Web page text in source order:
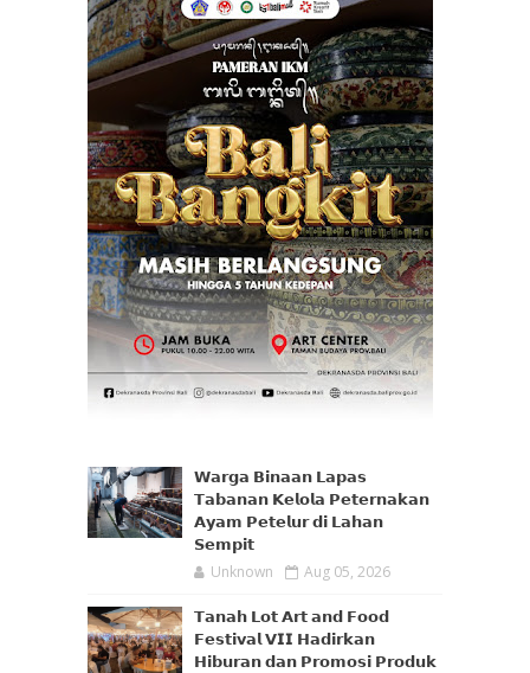
𝗪𝗮𝗿𝗴𝗮 𝗕𝗶𝗻𝗮𝗮𝗻 𝗟𝗮𝗽𝗮𝘀
𝗧𝗮𝗯𝗮𝗻𝗮𝗻 𝗞𝗲𝗹𝗼𝗹𝗮 𝗣𝗲𝘁𝗲𝗿𝗻𝗮𝗸𝗮𝗻
𝗔𝘆𝗮𝗺 𝗣𝗲𝘁𝗲𝗹𝘂𝗿 𝗱𝗶 𝗟𝗮𝗵𝗮𝗻
𝗦𝗲𝗺𝗽𝗶𝘁
Unknown Aug 05, 2026
𝗧𝗮𝗻𝗮𝗵 𝗟𝗼𝘁 𝗔𝗿𝘁 𝗮𝗻𝗱 𝗙𝗼𝗼𝗱
𝗙𝗲𝘀𝘁𝗶𝘃𝗮𝗹 𝗩𝗜𝗜 𝗛𝗮𝗱𝗶𝗿𝗸𝗮𝗻
𝗛𝗶𝗯𝘂𝗿𝗮𝗻 𝗱𝗮𝗻 𝗣𝗿𝗼𝗺𝗼𝘀𝗶 𝗣𝗿𝗼𝗱𝘂𝗸